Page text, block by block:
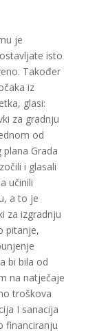
je
isto
Također
iz
glasi:
za gradnju
od
Grada
i glasali
učinili
a to je
za izgradnju
pitanje,
bi bila od
na natječaje
troškova
I sanacija
financiranju